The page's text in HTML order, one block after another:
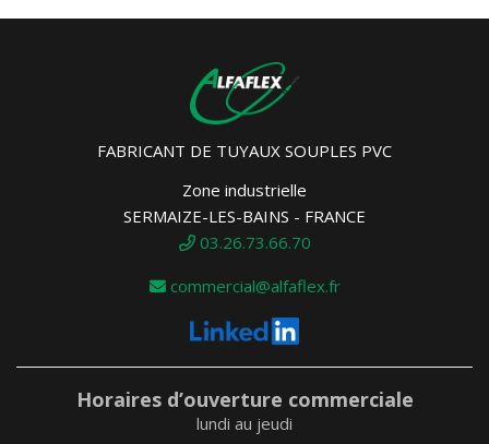
FABRICANT DE TUYAUX SOUPLES PVC
Zone industrielle
SERMAIZE-LES-BAINS - FRANCE
03.26.73.66.70
commercial@alfaflex.fr
Horaires d’ouverture commerciale
lundi au jeudi